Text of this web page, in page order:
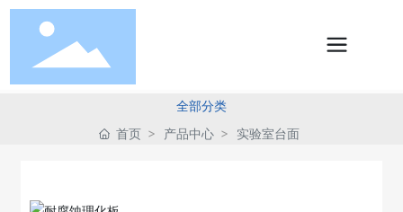
全部分类
首页 产品中心 实验室台面